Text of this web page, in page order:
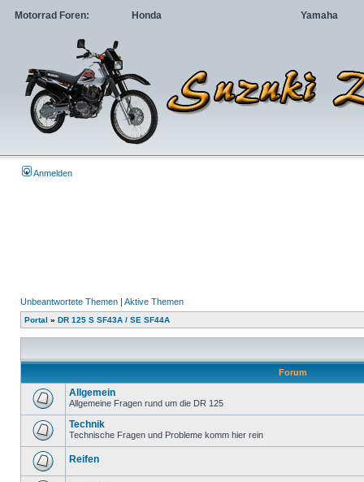
Motorrad Foren: Honda Yamaha
Anmelden
Unbeantwortete Themen | Aktive Themen
Portal » DR 125 S SF43A / SE SF44A
Forum
Allgemein
Allgemeine Fragen rund um die DR 125
Technik
Technische Fragen und Probleme komm hier rein
Reifen